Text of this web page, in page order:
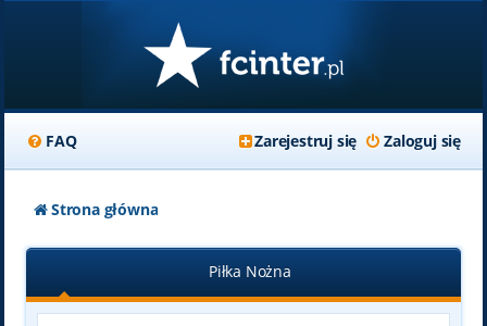
FAQ Zaloguj się
Zarejestruj się
Strona główna
Piłka Nożna